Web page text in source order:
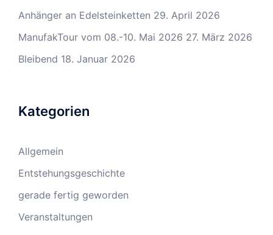
Anhänger an Edelsteinketten 29. April 2026
ManufakTour vom 08.-10. Mai 2026 27. März 2026
Bleibend 18. Januar 2026
Kategorien
Allgemein
Entstehungsgeschichte
gerade fertig geworden
Veranstaltungen